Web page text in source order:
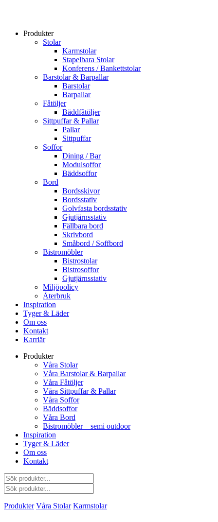
Produkter
Stolar
Karmstolar
Stapelbara Stolar
Konferens / Bankettstolar
Barstolar & Barpallar
Barstolar
Barpallar
Fåtöljer
Bäddfåtöljer
Sittpuffar & Pallar
Pallar
Sittpuffar
Soffor
Dining / Bar
Modulsoffor
Bäddsoffor
Bord
Bordsskivor
Bordsstativ
Golvfasta bordsstativ
Gjutjärnsstativ
Fällbara bord
Skrivbord
Småbord / Soffbord
Bistromöbler
Bistrostolar
Bistrosoffor
Gjutjärnsstativ
Miljöpolicy
Återbruk
Inspiration
Tyger & Läder
Om oss
Kontakt
Karriär
Produkter
Våra Stolar
Våra Barstolar & Barpallar
Våra Fåtöljer
Våra Sittpuffar & Pallar
Våra Soffor
Bäddsoffor
Våra Bord
Bistromöbler – semi outdoor
Inspiration
Tyger & Läder
Om oss
Kontakt
Produkter Våra Stolar Karmstolar